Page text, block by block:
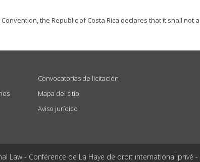
the Republic of Costa Rica declares that it shall not
Convocatorias de licitación
Mapa del sitio
Aviso jurídico
Law - Conférence de La Haye de droit international privé